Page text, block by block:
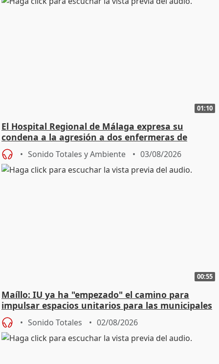
01:10
El Hospital Regional de Málaga expresa su
condena a la agresión a dos enfermeras de
Urgencias
Sonido Totales y Ambiente 03/08/2026
00:55
Maíllo: IU ya ha "empezado" el camino para
impulsar espacios unitarios para las municipales
Sonido Totales 02/08/2026